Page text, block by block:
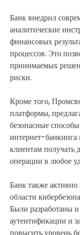
Банк внедрил
аналитические
финансовых
процессов. Это
принимаемых
риски.
Кроме того,
платформы,
безопасные
интернет-банкинга
клиентам получать
операции в любое
Банк также
области
Были разработаны
аутентификации и